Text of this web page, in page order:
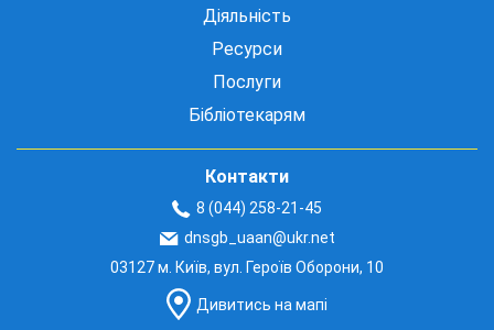
Діяльність
Ресурси
Послуги
Бібліотекарям
Контакти
8 (044) 258-21-45
dnsgb_uaan@ukr.net
03127 м. Київ, вул. Героїв Оборони, 10
Дивитись на мапі